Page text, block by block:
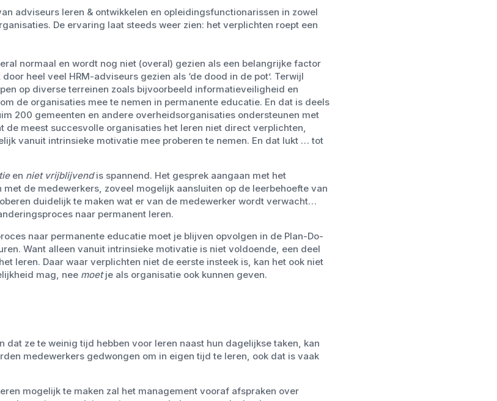
adviseurs leren & ontwikkelen en opleidingsfunctionarissen in zowel
De ervaring laat steeds weer zien: het verplichten roept een
normaal en wordt nog niet (overal) gezien als een belangrijke factor
heel veel HRM-adviseurs gezien als ‘de dood in de pot’. Terwijl
op diverse terreinen zoals bijvoorbeeld informatieveiligheid en
de organisaties mee te nemen in permanente educatie. En dat is deels
200 gemeenten en andere overheidsorganisaties ondersteunen met
de meest succesvolle organisaties het leren niet direct verplichten,
vanuit intrinsieke motivatie mee proberen te nemen. En dat lukt … tot
en niet vrijblijvendis spannend. Het gesprek aangaan met het
de medewerkers, zoveel mogelijk aansluiten op de leerbehoefte van
duidelijk te maken wat er van de medewerker wordt verwacht…
naar permanent leren.
naar permanente educatie moet je blijven opvolgen in de Plan-Do-
Want alleen vanuit intrinsieke motivatie is niet voldoende, een deel
leren. Daar waar verplichten niet de eerste insteek is, kan het ook niet
mag, nee moetje als organisatie ook kunnen geven.
dat ze te weinig tijd hebben voor leren naast hun dagelijkse taken, kan
medewerkers gedwongen om in eigen tijd te leren, ook dat is vaak
mogelijk te maken zal het management vooraf afspraken over